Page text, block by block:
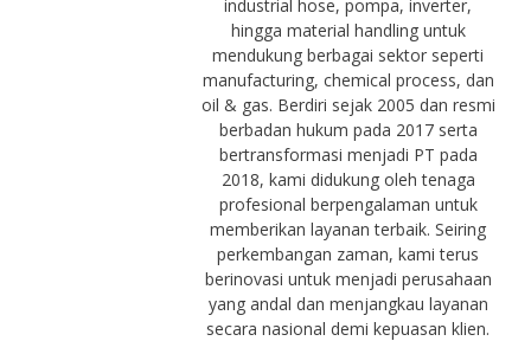
industrial hose, pompa, inverter,
hingga material handling untuk
mendukung berbagai sektor seperti
manufacturing, chemical process, dan
oil & gas. Berdiri sejak 2005 dan resmi
berbadan hukum pada 2017 serta
bertransformasi menjadi PT pada
2018, kami didukung oleh tenaga
profesional berpengalaman untuk
memberikan layanan terbaik. Seiring
perkembangan zaman, kami terus
berinovasi untuk menjadi perusahaan
yang andal dan menjangkau layanan
secara nasional demi kepuasan klien.